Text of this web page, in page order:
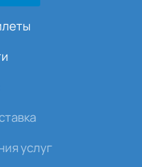
услуг